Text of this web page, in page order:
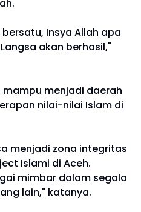
Insya Allah apa
akan berhasil,"
menjadi daerah
nilai-nilai Islam di
menjadi zona integritas
Islami di Aceh.
mimbar dalam segala
lain," katanya.